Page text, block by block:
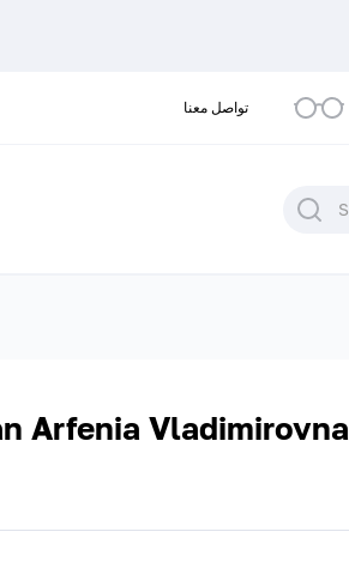
تواصل معنا
Arfenia Vladimirovna